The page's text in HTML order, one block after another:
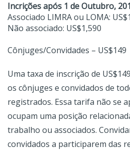
Incrições após 1 de Outubro,
Associado LIMRA ou LOMA:
Não associado: US$1,590
Cônjuges/Convidades – US$149
Uma taxa de inscrição de
os cônjuges e convidados de
registrados. Essa tarifa não se
ocupam uma posição
trabalho ou associados.
convidados a participarem das